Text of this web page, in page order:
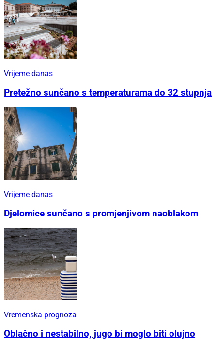
Vrijeme danas
Pretežno sunčano s temperaturama do 32 stupnja
Vrijeme danas
Djelomice sunčano s promjenjivom naoblakom
Vremenska prognoza
Oblačno i nestabilno, jugo bi moglo biti olujno